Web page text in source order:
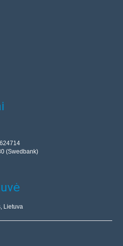
ir džiovinimo įrenginys –
3 Plus“ yra puiki 2-iš-1 sprendimo
spausdintus derva
su 7,6 litro valymo tal..
į krepšelį
(Swedbank)
Lietuva